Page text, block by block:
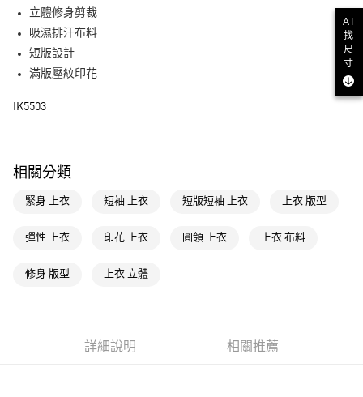
全家取貨付款
每筆NT$80，滿NT$1,500(含以上)免運費
付款後全家取貨
每筆NT$80，滿NT$1,500(含以上)免運費
付款後萊爾富取貨
每筆NT$80，滿NT$1,500(含以上)免運費
立體修身剪裁
吸濕排汗布料
短版設計
滿版壓紋印花
IK5503
相關分類
緊身 上衣 短袖 上衣 短版短袖 上衣 上衣 版型
彈性 上衣 印花 上衣 圓領 上衣 上衣 布料
修身 版型 上衣 立體
詳細說明 相關推薦
AI
找
尺
寸